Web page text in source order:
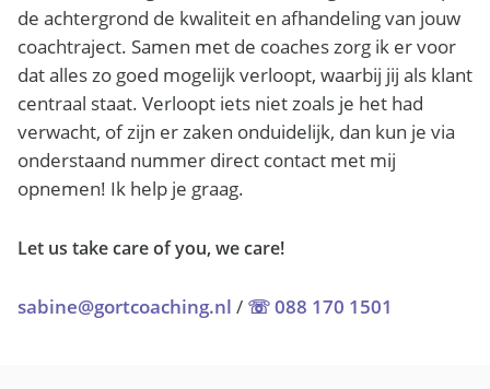
de achtergrond de kwaliteit en afhandeling van jouw
coachtraject. Samen met de coaches zorg ik er voor
dat alles zo goed mogelijk verloopt, waarbij jij als klant
centraal staat. Verloopt iets niet zoals je het had
verwacht, of zijn er zaken onduidelijk, dan kun je via
onderstaand nummer direct contact met mij
opnemen! Ik help je graag.
Let us take care of you, we care!
sabine@gortcoaching.nl / ☏ 088 170 1501